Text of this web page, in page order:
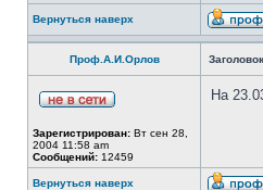
Вернуться наверх
Проф.А.И.Орлов
Зарегистрирован: Вт сен 28,
2004 11:58 am
Сообщений: 12459
На
Вернуться наверх